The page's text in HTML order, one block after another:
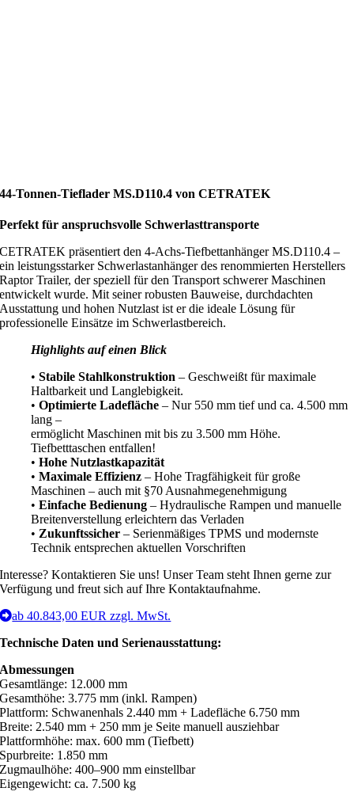
44-Tonnen-Tieflader MS.D110.4 von CETRATEK
Perfekt für anspruchsvolle Schwerlasttransporte
CETRATEK präsentiert den 4-Achs-Tiefbettanhänger MS.D110.4 –
ein leistungsstarker Schwerlastanhänger des renommierten Herstellers
Raptor Trailer, der speziell für den Transport schwerer Maschinen
entwickelt wurde. Mit seiner robusten Bauweise, durchdachten
Ausstattung und hohen Nutzlast ist er die ideale Lösung für
professionelle Einsätze im Schwerlastbereich.
Highlights auf einen Blick
•Stabile Stahlkonstruktion – Geschweißt für maximale
Haltbarkeit und Langlebigkeit.
•Optimierte Ladefläche – Nur 550 mm tief und ca. 4.500 mm
lang –
ermöglicht Maschinen mit bis zu 3.500 mm Höhe.
Tiefbetttaschen entfallen!
•Hohe Nutzlastkapazität
•Maximale Effizienz – Hohe Tragfähigkeit für große
Maschinen – auch mit §70 Ausnahmegenehmigung
•Einfache Bedienung – Hydraulische Rampen und manuelle
Breitenverstellung erleichtern das Verladen
•Zukunftssicher – Serienmäßiges TPMS und modernste
Technik entsprechen aktuellen Vorschriften
Interesse? Kontaktieren Sie uns! Unser Team steht Ihnen gerne zur
Verfügung und freut sich auf Ihre Kontaktaufnahme.
ab 40.843,00 EUR zzgl. MwSt.
Technische Daten und Serienausstattung:
Abmessungen
Gesamtlänge: 12.000 mm
Gesamthöhe: 3.775 mm (inkl. Rampen)
Plattform: Schwanenhals 2.440 mm + Ladefläche 6.750 mm
Breite: 2.540 mm + 250 mm je Seite manuell ausziehbar
Plattformhöhe: max. 600 mm (Tiefbett)
Spurbreite: 1.850 mm
Zugmaulhöhe: 400–900 mm einstellbar
Eigengewicht: ca. 7.500 kg